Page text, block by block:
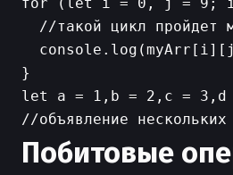
//такой цикл пройдет
}
let a = 1,b = 2,c = 3,d
Побитовые